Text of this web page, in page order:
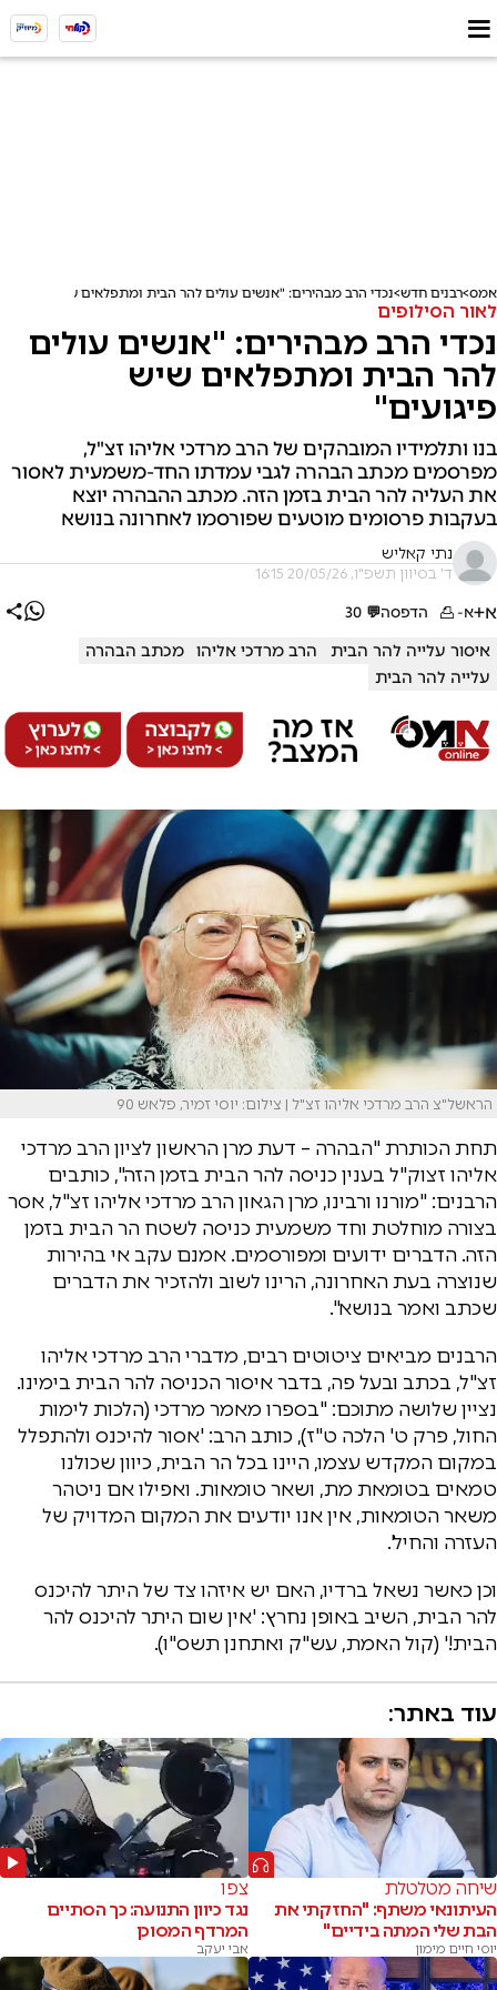
אמס רבנים חדש נכדי הרב מבהירים: "אנשים עולים להר הבית ומתפלאים שיש פיגועים"
לאור הסילופים
נכדי הרב מבהירים: "אנשים עולים
להר הבית ומתפלאים שיש
פיגועים"
בנו ותלמידיו המובהקים של הרב מרדכי אליהו זצ"ל,
מפרסמים מכתב הבהרה לגבי עמדתו החד-משמעית לאסור
את העליה להר הבית בזמן הזה. מכתב ההבהרה יוצא
בעקבות פרסומים מוטעים שפורסמו לאחרונה בנושא
נתי קאליש
ד' בסיוון תשפ"ו, 20/05/26 16:15
א+א- הדפסה💬
30
איסור עלייה להר הבית הרב מרדכי אליהו
מכתב הבהרה
עלייה להר הבית
הראשל"צ הרב מרדכי אליהו זצ"ל | צילום: יוסי זמיר, פלאש 90
תחת הכותרת "הבהרה – דעת מרן הראשון לציון הרב מרדכי
אליהו זצוק"ל בענין כניסה להר הבית בזמן הזה", כותבים
הרבנים: "מורנו ורבינו, מרן הגאון הרב מרדכי אליהו זצ"ל, אסר
בצורה מוחלטת וחד משמעית כניסה לשטח הר הבית בזמן
הזה. הדברים ידועים ומפורסמים. אמנם עקב אי בהירות
שנוצרה בעת האחרונה, הרינו לשוב ולהזכיר את הדברים
שכתב ואמר בנושא".
הרבנים מביאים ציטוטים רבים, מדברי הרב מרדכי אליהו
זצ"ל, בכתב ובעל פה, בדבר איסור הכניסה להר הבית בימינו.
נציין שלושה מתוכם: "בספרו מאמר מרדכי (הלכות לימות
החול, פרק ט' הלכה ט"ז), כותב הרב: 'אסור להיכנס ולהתפלל
במקום המקדש עצמו, היינו בכל הר הבית, כיוון שכולנו
טמאים בטומאת מת, ושאר טומאות. ואפילו אם ניטהר
משאר הטומאות, אין אנו יודעים את המקום המדויק של
העזרה והחיל'.
וכן כאשר נשאל ברדיו, האם יש איזהו צד של היתר להיכנס
להר הבית, השיב באופן נחרץ: 'אין שום היתר להיכנס להר
הבית!' (קול האמת, עש"ק ואתחנן תשס"ו).
עוד באתר:
שיחה מטלטלת
העיתונאי משתף: "החזקתי את
הבת שלי המתה בידיים"
יוסי חיים מימון
צפו
נגד כיוון התנועה: כך הסתיים
המרדף המסוכן
אבי יעקב